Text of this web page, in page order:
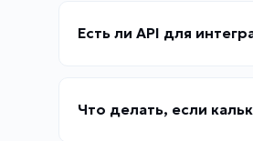
Есть ли API для
Что делать, если